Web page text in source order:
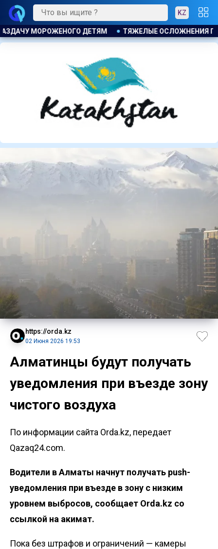
KZ
ПОСЛЕ ЛИПОСАКЦИИ ПРИВЕЛИ К ГРОМКОМУ
https://orda.kz
02 Июня 2026 19:53
Алматинцы будут получать
уведомления при въезде зону
чистого воздуха
По информации сайта Orda.kz, передает
Qazaq24.com.
Водители в Алматы начнут получать push-
уведомления при въезде в зону с низким
уровнем выбросов, сообщает Orda.kz со
ссылкой на акимат.
Пока без штрафов и ограничений — камеры